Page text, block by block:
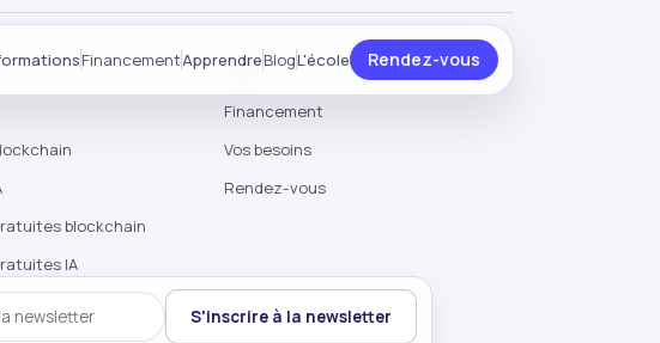
FinancementApprendreBlogL'école Rendez-vous
blockchain
IA
Aide
Financement
Vos besoins
Rendez-vous
Votre emailS'inscrire à la newsletter